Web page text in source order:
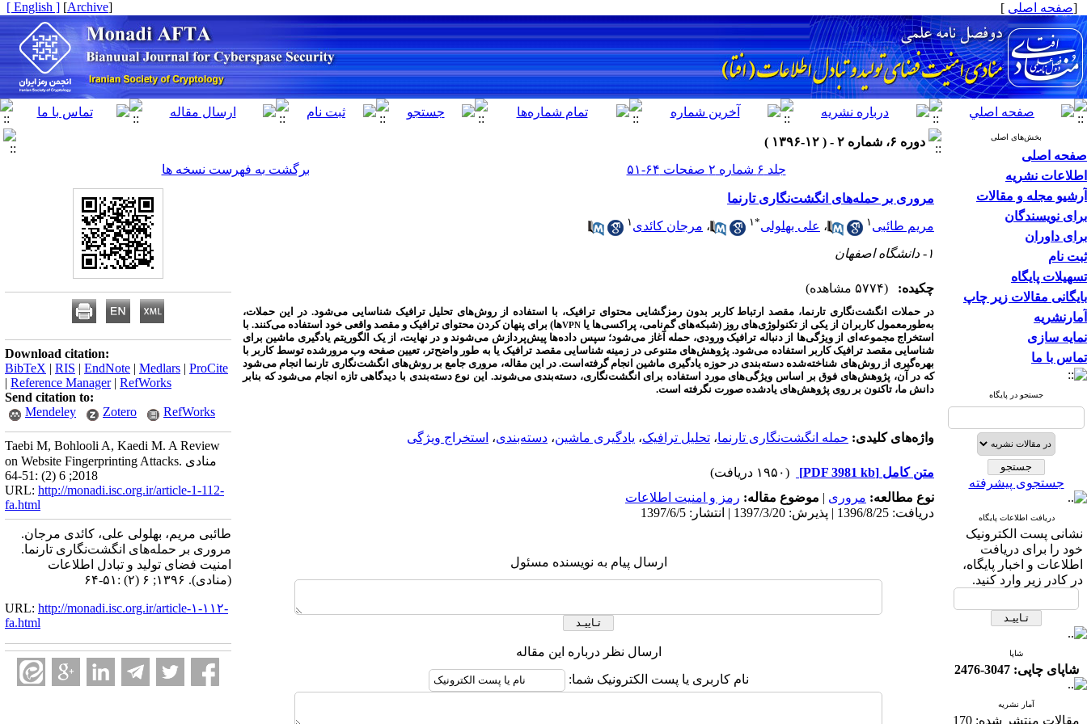
[صفحه اصلی ]
[
Archive
]
[ English ]
بخش‌های اصلی
صفحه اصلی
اطلاعات نشریه
آرشیو مجله و مقالات
برای نویسندگان
برای داوران
ثبت نام
تسهیلات پایگاه
بایگانی مقالات زیر چاپ
آمارنشریه
نمایه سازی
تماس با ما
جستجو در پایگاه
جستجوی پیشرفته
دریافت اطلاعات پایگاه
نشانی پست الکترونیک
خود را برای دریافت
اطلاعات و اخبار پایگاه،
در کادر زیر وارد کنید.
شاپا
شاپای چاپی: 3047-2476
آمار نشریه
مقالات منتشر شده: 170
دوره ۶، شماره ۲ - ( ۱۲-۱۳۹۶ )
جلد ۶ شماره ۲ صفحات ۶۴-۵۱
برگشت به فهرست نسخه ها
مروری بر حمله‌های انگشت‌نگاری تارنما
مریم طائبی ۱ ، علی بهلولی*۱ ، مرجان کائدی ۱
۱- دانشگاه اصفهان
چکیده: (۵۷۷۴ مشاهده)
در حملات انگشت‌نگاری تارنما، مقصد ارتباط کاربر بدون رمزگشایی محتوای ترافیک، با استفاده از روش‌های تحلیل ترافیک شناسایی می‌شود. در این حملات،
به‌طورمعمول کاربران از یکی از تکنولوژی‌های روز (شبکه‌های گم‌نامی، پراکسی‌ها یا VPNها) برای پنهان کردن محتوای ترافیک و مقصد واقعی خود استفاده می‌کنند. با
استخراج مجموعه‌ای از ویژگی‌ها از دنباله ترافیک ورودی، حمله آغاز می‌شود؛ سپس داده‌ها پیش‌پردازش می‌شوند و در نهایت، از یک الگوریتم یادگیری ماشین برای
شناسایی مقصد ترافیک کاربر استفاده می‌شود. پژوهش‌های متنوعی در زمینه شناسایی مقصد ترافیک یا به طور واضح‌تر، تعیین صفحه وب مرورشده توسط کاربر با
بهره‌گیری از روش‌های شناخته‌شده دسته‌بندی در حوزه یادگیری ماشین انجام گرفته‌است. در این مقاله، مروری جامع بر روش‌های انگشت‌نگاری تارنما انجام می‌شود
که در آن، پژوهش‌های فوق بر اساس ویژگی‌های مورد استفاده برای انگشت‌نگاری، دسته‌بندی می‌شوند. این نوع دسته‌بندی با دیدگاهی تازه انجام می‌شود که بنابر
دانش ما، تاکنون بر روی پژوهش‌های یادشده صورت نگرفته است.
واژه‌های کلیدی: حمله انگشت‌نگاری تارنما، تحلیل ترافیک، یادگیری ماشین، دسته‌بندی، استخراج ویژگی
متن کامل [PDF 3981 kb]
(۱۹۵۰ دریافت)
نوع مطالعه: مروری | موضوع مقاله: رمز و امنیت اطلاعات
دریافت: 1396/8/25 | پذیرش: 1397/3/20 | انتشار: 1397/6/5
ارسال پیام به نویسنده مسئول
ارسال نظر درباره این مقاله
نام کاربری یا پست الکترونیک شما:
Download citation:
BibTeX | RIS | EndNote | Medlars | ProCite
| Reference Manager| RefWorks
Send citation to:
Mendeley
Zotero RefWorks
Taebi M, Bohlooli A, Kaedi M. A Review
on Website Fingerprinting Attacks. منادی
2018; 6 (2) :51-64
URL: http://monadi.isc.org.ir/article-1-112-
fa.html
طائبی مریم، بهلولی علی، کائدی مرجان.
مروری بر حمله‌های انگشت‌نگاری تارنما.
امنیت فضای تولید و تبادل اطلاعات
(منادی). ۱۳۹۶; ۶ (۲) :۵۱-۶۴
URL: http://monadi.isc.org.ir/article-۱-۱۱۲-
fa.html